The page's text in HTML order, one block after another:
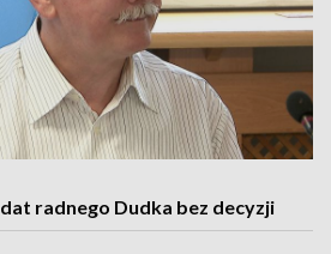
radnego Dudka bez decyzji